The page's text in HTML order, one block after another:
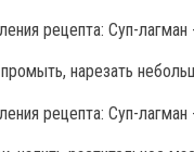
нарезать